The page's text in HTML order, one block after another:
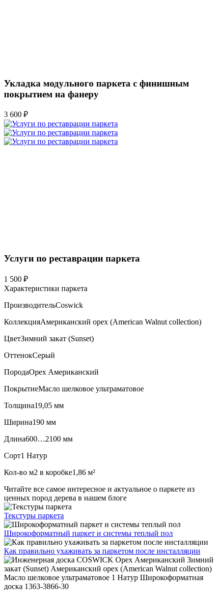
Укладка модульного паркета с финишным
покрытием на фанеру
3 600 ₽
Услуги по реставрации паркета
1 500 ₽
Характеристики паркета
ПроизводительCoswick
КоллекцияАмериканский орех (American Walnut collection)
ЦветЗимний закат (Sunset)
ОттенокСерый
ПородаОрех Американский
ПокрытиеМасло шелковое ультраматовое
Толщина19,05 мм
Ширина190 мм
Длина600…2100 мм
Сорт1 Натур
Кол-во м2 в коробке1,86 м²
Читайте все самое интересное и актуальное о паркете из
ценных пород дерева в нашем блоге
Текстуры паркета
Широкоформатный паркет и системы теплый пол
Как правильно ухаживать за паркетом после инсталляции